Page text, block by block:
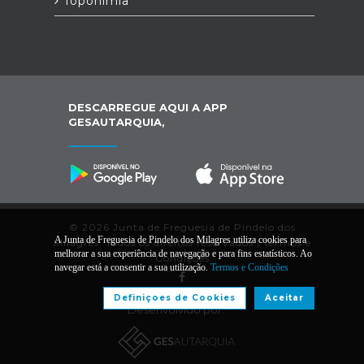
DESCARREGUE AQUI A APP
GESAUTARQUIA,
© 2026 Junta de Freguesia de Pindelo dos
Milagres. Todos os direitos reservados |Termos e
Condições
Desenvolvido por:
A Junta de Freguesia de Pindelo dos Milagres utiliza cookies para
melhorar a sua experiência de navegação e para fins estatísticos. Ao
navegar está a consentir a sua utilização. Termos e Condições
Aceitar
Definiçoes de Cookies